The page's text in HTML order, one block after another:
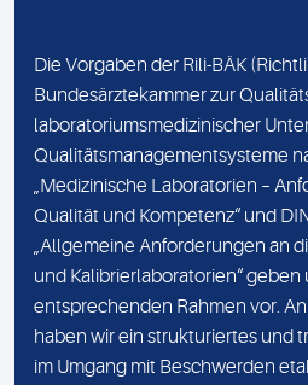
Die Vorgaben der Rili-BÄK
Bundesärztekammer zur
laboratoriumsmedizinischer
Qualitätsmanagementsysteme
„Medizinische Laboratorien –
Qualität und Kompetenz“ und
„Allgemeine Anforderungen an
und Kalibrierlaboratorien“ geben
entsprechenden Rahmen vor.
haben wir ein strukturiertes und
im Umgang mit Beschwerden